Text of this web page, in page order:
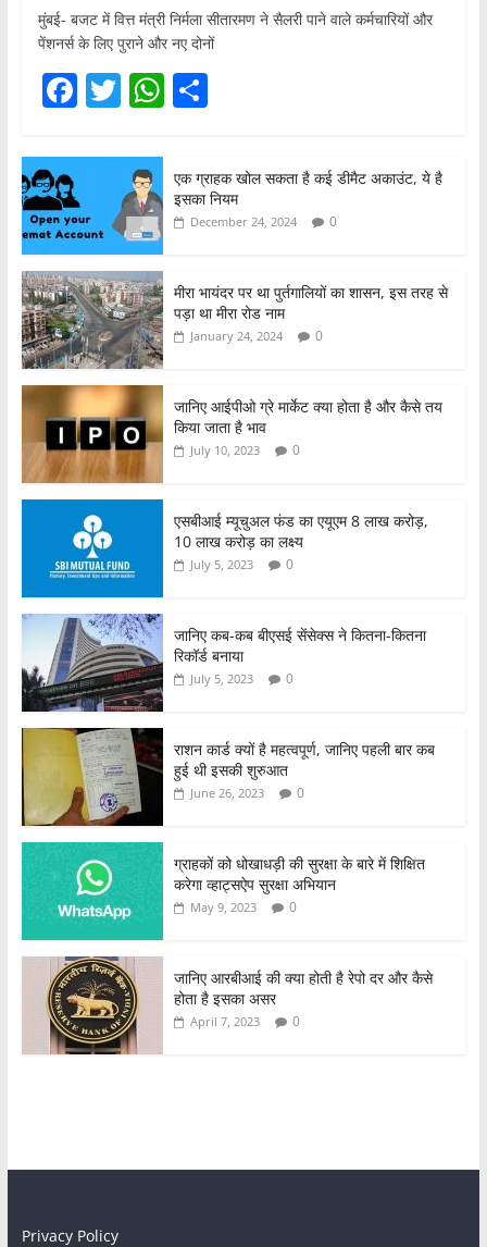
मुंबई- बजट में वित्त मंत्री निर्मला सीतारमण ने सैलरी पाने वाले कर्मचारियों और
पेंशनर्स के लिए पुराने और नए दोनों
F
c
e
b
o
o
k
T
itt
er
W
s
A
p
S
e
एक ग्राहक खोल सकता है कई डीमैट अकाउंट, ये है
इसका नियम
December 24, 2024 0
मीरा भायंदर पर था पुर्तगालियों का शासन, इस तरह से
पड़ा था मीरा रोड नाम
January 24, 2024 0
जानिए आईपीओ ग्रे मार्केट क्या होता है और कैसे तय
किया जाता है भाव
July 10, 2023 0
एसबीआई म्यूचुअल फंड का एयूएम 8 लाख करोड़,
10 लाख करोड़ का लक्ष्य
July 5, 2023 0
जानिए कब-कब बीएसई सेंसेक्स ने कितना-कितना
रिकॉर्ड बनाया
July 5, 2023 0
राशन कार्ड क्यों है महत्वपूर्ण, जानिए पहली बार कब
हुई थी इसकी शुरुआत
June 26, 2023 0
ग्राहकों को धोखाधड़ी की सुरक्षा के बारे में शिक्षित
करेगा व्हाट्सऐप सुरक्षा अभियान
May 9, 2023 0
जानिए आरबीआई की क्या होती है रेपो दर और कैसे
होता है इसका असर
April 7, 2023 0
Privacy Policy